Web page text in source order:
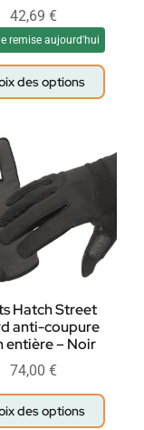
42,69 €
remise aujourd'hui
des options
Hatch Street
anti-coupure
entière – Noir
74,00 €
des options